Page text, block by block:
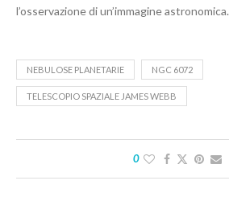
l’osservazione di un’immagine astronomica.
NEBULOSE PLANETARIE NGC 6072
TELESCOPIO SPAZIALE JAMES WEBB
0